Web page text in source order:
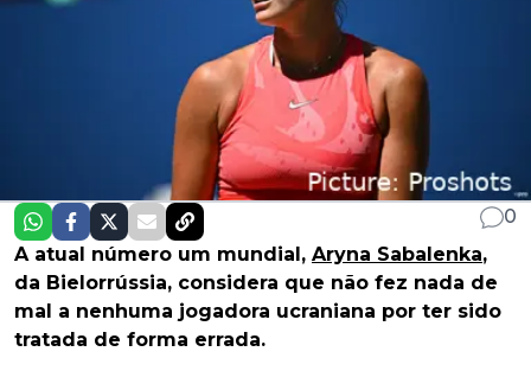
0
A atual número um mundial, Aryna Sabalenka,
da Bielorrússia, considera que não fez nada de
mal a nenhuma jogadora ucraniana por ter sido
tratada de forma errada.